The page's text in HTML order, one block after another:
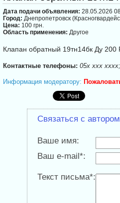
Дата подачи объявления: 28.05.2026
Город: Днепропетровск
Цена: 100 грн.
Область применения: Другое
Клапан обратный 19тн14бк Ду 200
Контактные телефоны: 05x xxx
Информация модератору:
Связаться с
Ваше имя:
Ваш e-mail*:
Текст письма*: